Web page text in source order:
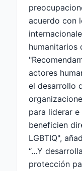
acuerdo con
humanitarios
actores
el desarrollo
para liderar
beneficien
LGBTIQ",
“…Y
protección